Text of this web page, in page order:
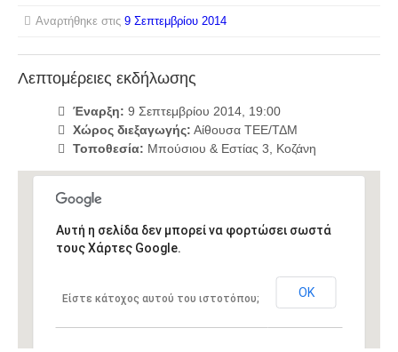
Αναρτήθηκε στις 9 Σεπτεμβρίου 2014
Λεπτομέρειες εκδήλωσης
Έναρξη: 9 Σεπτεμβρίου 2014, 19:00
Χώρος διεξαγωγής: Αίθουσα ΤΕΕ/ΤΔΜ
Τοποθεσία: Μπούσιου & Εστίας 3, Κοζάνη
Αυτή η σελίδα δεν μπορεί να φορτώσει σωστά
τους Χάρτες Google.
Είστε κάτοχος αυτού του ιστοτόπου; ΟΚ